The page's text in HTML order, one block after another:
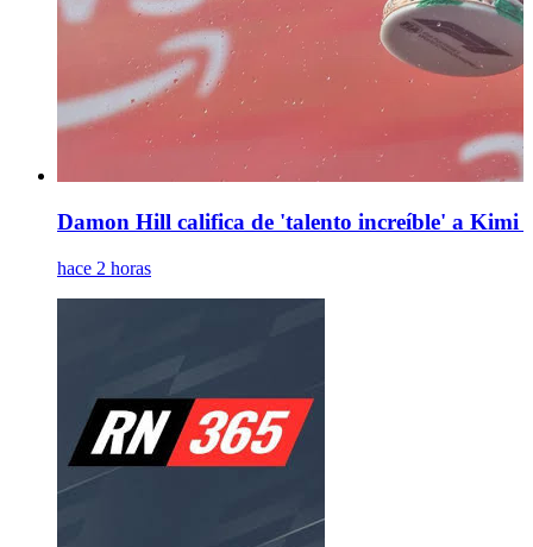
Damon Hill califica de 'talento increíble' a Kimi
hace 2 horas